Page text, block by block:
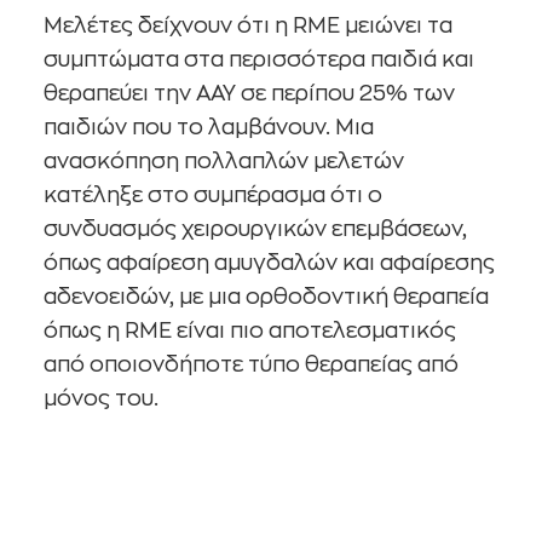
Μελέτες δείχνουν ότι η RME μειώνει τα
συμπτώματα στα περισσότερα παιδιά και
θεραπεύει την ΑΑΥ σε περίπου 25% των
παιδιών που το λαμβάνουν. Μια
ανασκόπηση πολλαπλών μελετών
κατέληξε στο συμπέρασμα ότι ο
συνδυασμός χειρουργικών επεμβάσεων,
όπως αφαίρεση αμυγδαλών και αφαίρεσης
αδενοειδών, με μια ορθοδοντική θεραπεία
όπως η RME είναι πιο αποτελεσματικός
από οποιονδήποτε τύπο θεραπείας από
μόνος του.